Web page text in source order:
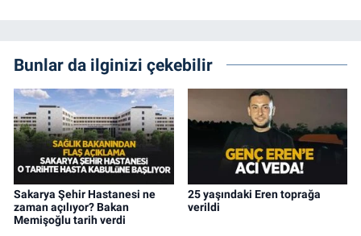
Bunlar da ilginizi çekebilir
Sakarya Şehir Hastanesi ne
zaman açılıyor? Bakan
Memişoğlu tarih verdi
25 yaşındaki Eren toprağa
verildi